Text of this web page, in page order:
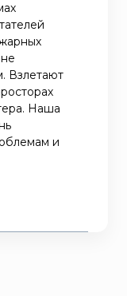
Взлетают
Наша
и